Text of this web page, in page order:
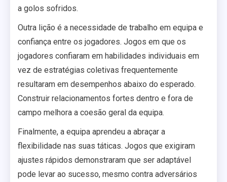
a golos sofridos.
Outra lição é a necessidade de trabalho em equipa e
confiança entre os jogadores. Jogos em que os
jogadores confiaram em habilidades individuais em
vez de estratégias coletivas frequentemente
resultaram em desempenhos abaixo do esperado.
Construir relacionamentos fortes dentro e fora de
campo melhora a coesão geral da equipa.
Finalmente, a equipa aprendeu a abraçar a
flexibilidade nas suas táticas. Jogos que exigiram
ajustes rápidos demonstraram que ser adaptável
pode levar ao sucesso, mesmo contra adversários